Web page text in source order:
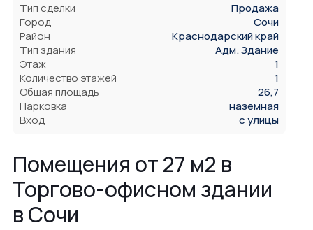
Тип сделки
Продажа
Город
Сочи
Район
Краснодарский край
Тип здания
Адм. Здание
Этаж
1
Количество этажей
1
Общая площадь
26,7
Парковка
наземная
Вход
с улицы
Помещения от 27 м2 в
Торгово-офисном здании
в Сочи